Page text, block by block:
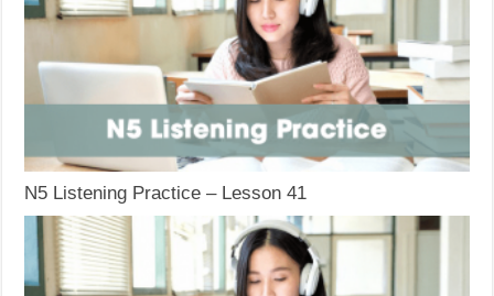
N5 Listening Practice – Lesson 41